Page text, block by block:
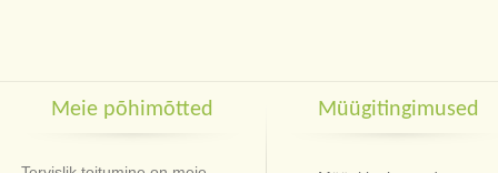
Meie põhimõtted Müügitingimused